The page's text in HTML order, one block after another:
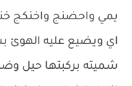
يمي واحضنج واخنكج
اي ويضيع عليه الهوئ
شميته بركبتها حيل